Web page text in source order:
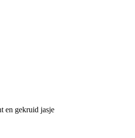
en gekruid jasje